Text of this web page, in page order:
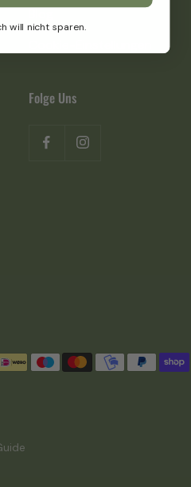
Blog
Folge Uns
will nicht sparen.